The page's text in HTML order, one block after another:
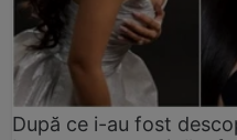
După ce i-au fost